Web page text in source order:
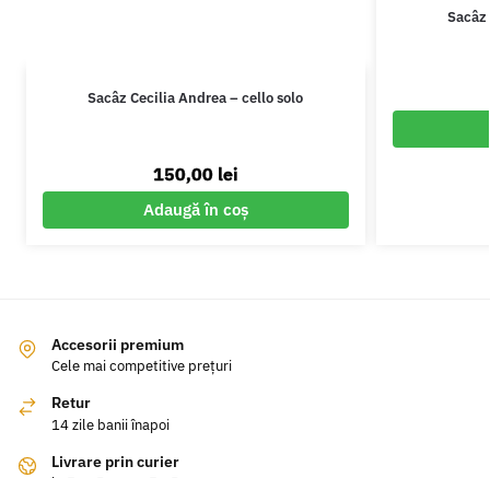
Sacâz Cecilia Andrea – cello solo
150,00 lei
Adaugă în coș
Accesorii premium
Cele mai competitive prețuri
Retur
14 zile banii înapoi
Livrare prin curier